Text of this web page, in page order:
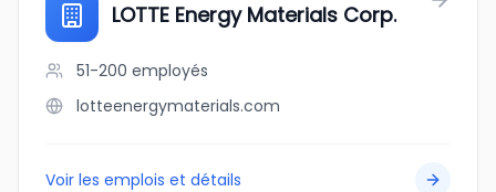
LOTTE Energy Materials Corp.
51-200 employés
lotteenergymaterials.com
Voir les emplois et détails